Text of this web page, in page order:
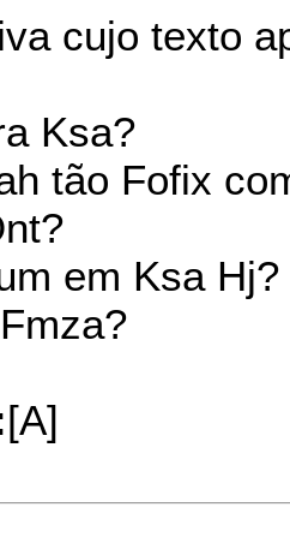
cujo texto
Ksa?
tão Fofix
em Ksa Hj?
[A]